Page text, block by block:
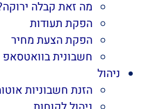
מה זאת קבלה
הפקת תעודות
הפקת הצעת מחיר
חשבונית בוואטסאפ
ניהול
הזנת חשבוניות